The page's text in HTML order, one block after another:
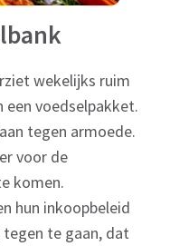
wekelijks ruim
een voedselpakket.
tegen armoede.
voor de
komen.
hun inkoopbeleid
te gaan, dat